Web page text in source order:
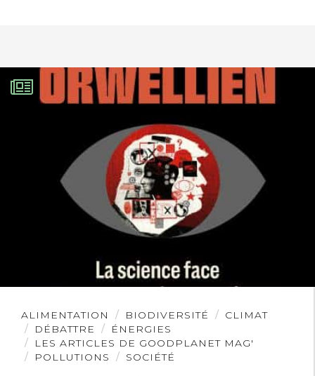
ALIMENTATION BIODIVERSITÉ
CLIMAT
DÉBATTRE
ÉNERGIES
LES ARTICLES DE GOODPLANET MAG'
POLLUTIONS
SOCIÉTÉ
Lire
l'article